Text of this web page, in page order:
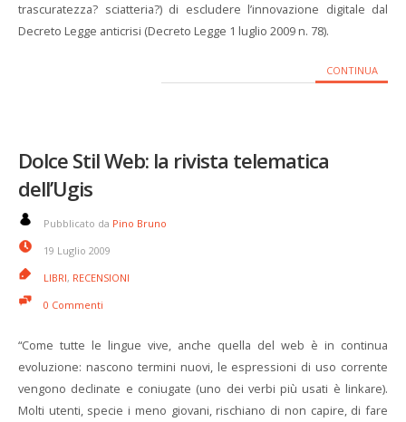
trascuratezza? sciatteria?) di escludere l’innovazione digitale dal
Decreto Legge anticrisi (Decreto Legge 1 luglio 2009 n. 78).
CONTINUA
Dolce Stil Web: la rivista telematica
dell’Ugis
Pubblicato da Pino Bruno
19 Luglio 2009
LIBRI, RECENSIONI
0 Commenti
“Come tutte le lingue vive, anche quella del web è in continua
evoluzione: nascono termini nuovi, le espressioni di uso corrente
vengono declinate e coniugate (uno dei verbi più usati è linkare).
Molti utenti, specie i meno giovani, rischiano di non capire, di fare